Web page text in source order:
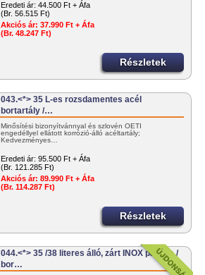
Eredeti ár: 44.500 Ft + Áfa
(Br. 56.515 Ft)
Akciós ár: 37.990 Ft + Áfa
(Br. 48.247 Ft)
Részletek
043.<*> 35 L-es rozsdamentes acél
bortartály /…
Minősítési bizonyítvánnyal és szlovén OÉTI
engedéllyel ellátott korrózió-álló acéltartály;
Kedvezményes…
Eredeti ár: 95.500 Ft + Áfa
(Br. 121.285 Ft)
Akciós ár: 89.990 Ft + Áfa
(Br. 114.287 Ft)
Részletek
044.<*> 35 /38 literes álló, zárt INOX pálinka /
bor…